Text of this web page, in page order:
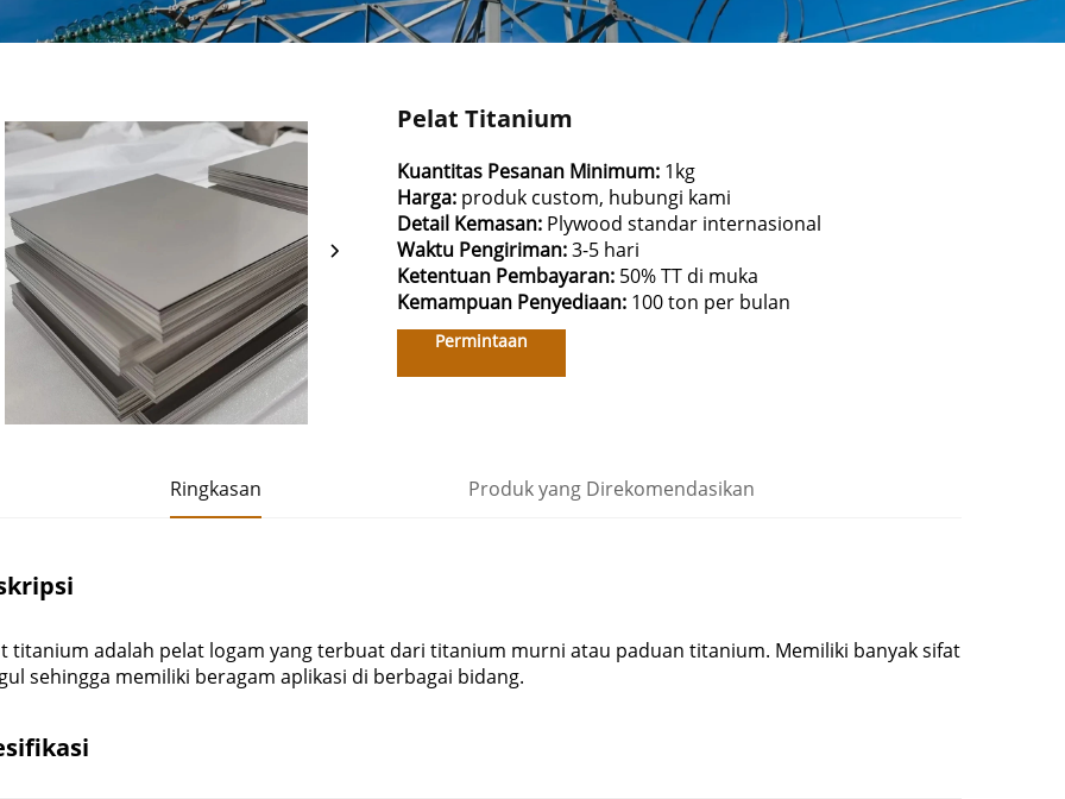
Pelat Titanium
Kuantitas Pesanan Minimum: 1kg
Harga: produk custom, hubungi kami
Detail Kemasan: Plywood standar internasional
Waktu Pengiriman:3-5 hari
Ketentuan Pembayaran: 50% TT di muka
Kemampuan Penyediaan: 100 ton per bulan
Permintaan
Ringkasan Produk yang Direkomendasikan
titanium adalah pelat logam yang terbuat dari titanium murni atau paduan titanium. Memiliki banyak sifat
sehingga memiliki beragam aplikasi di berbagai bidang.